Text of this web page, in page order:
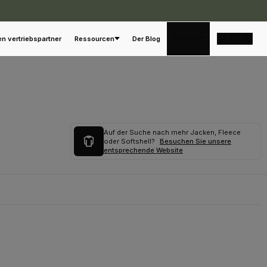
vertriebspartner Ressourcen Der Blog
Auf der Suche nach mehr Jacken, Fleece
oder Softshell?
Besuchen Sie unsere
entsprechende Website